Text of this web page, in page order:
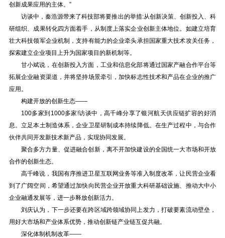
创新成果应用的主体。”
访谈中，秦浩源带来了科技部将要推出的举措:从创新决策、创新投入、科
研组织、成果转化四方面着手，从制度上落实企业创新主体地位。如建立培育
壮大科技领军企业机制，支持有能力的企业牵头承担国家重大技术攻关任务，
探索建立企业项目上升为国家项目的新机制等。
甘小斌说，在创新投入方面，工业和信息化部将通过国家产融合作平台等
拓展企业融资渠道，并将坚持场景牵引，加快标志性技术和产品在企业的推广
应用。
构建开放的创新生态——
100多家到1000多家!访谈中，高千峰分享了银河航天供应链扩容的好消
息。立足本土制造体系，企业卫星研制成本持续降低。在生产过程中，与合作
伙伴共同开发新技术新产品，实现协同发展。
聚合多方力量、促进融合创新，离不开加快建设的全国统一大市场和开放
合作的创新生态。
高千峰说，我国有序推进卫星互联网业务等准入制度改革，让民营企业看
到了广阔空间，希望通过加快向民营企业开放重大科研基础设施、推动大中小
企业融通发展等，进一步释放创新活力。
刘庆认为，下一步还要在跨区域跨领域协同上发力，打破要素流动壁垒，
用好大市场和产业体系优势，推动创新链产业链互促共融。
深化体制机制改革——